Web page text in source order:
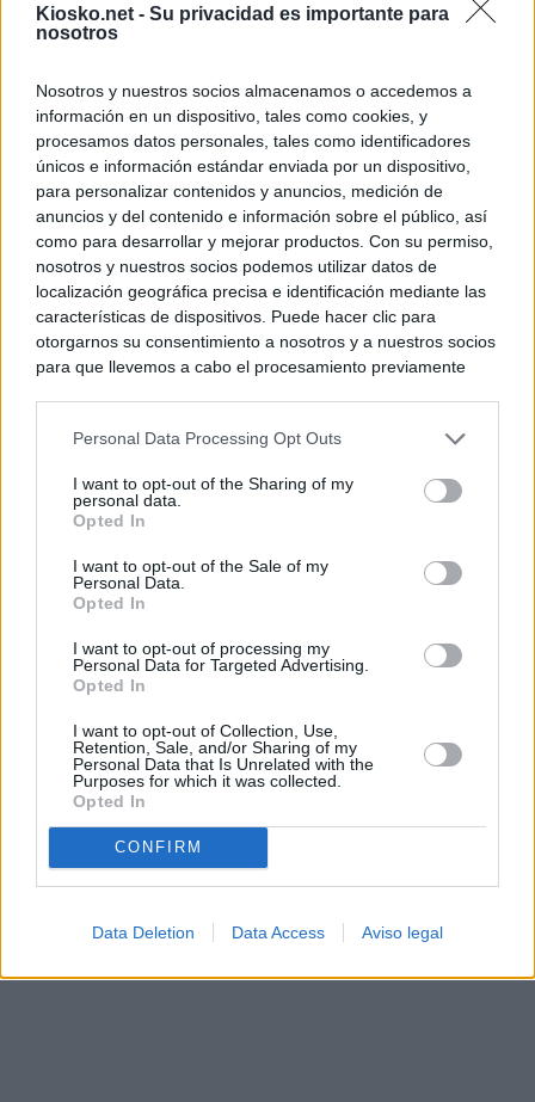
Kiosko.net - Su privacidad es importante para
nosotros
Nosotros y nuestros socios almacenamos o accedemos a
información en un dispositivo, tales como cookies, y
procesamos datos personales, tales como identificadores
únicos e información estándar enviada por un dispositivo,
para personalizar contenidos y anuncios, medición de
anuncios y del contenido e información sobre el público, así
como para desarrollar y mejorar productos. Con su permiso,
nosotros y nuestros socios podemos utilizar datos de
localización geográfica precisa e identificación mediante las
características de dispositivos. Puede hacer clic para
otorgarnos su consentimiento a nosotros y a nuestros socios
para que llevemos a cabo el procesamiento previamente
negar su consentimiento. Tenga en cuenta que algún
de su consentimiento, pero usted tiene el derecho de
rechazar tal procesamiento. Sus preferencias se aplicarán
cualquier momento entrando de nuevo en este sitio web o
visitando nuestra política de privacidad.
Personal Data Processing Opt Outs
I want to opt-out of the Sharing of my
personal data.
Opted In
I want to opt-out of the Sale of my
Personal Data.
Opted In
I want to opt-out of processing my
Personal Data for Targeted Advertising.
Opted In
I want to opt-out of Collection, Use,
Retention, Sale, and/or Sharing of my
Personal Data that Is Unrelated with the
Purposes for which it was collected.
Opted In
CONFIRM
Data Deletion Data Access Aviso legal